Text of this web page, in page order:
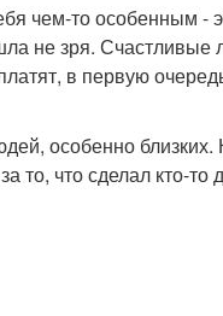
чем-то особенным -
не зря. Счастливые
в первую
особенно
то, что сделал кто-то